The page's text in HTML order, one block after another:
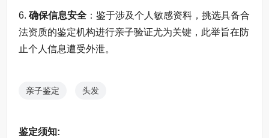
6. 确保信息安全 ：鉴于涉及个人敏感资料，挑选具备合
法资质的鉴定机构进行亲子验证尤为关键，此举旨在防
止个人信息遭受外泄。
亲子鉴定 头发
鉴定须知: